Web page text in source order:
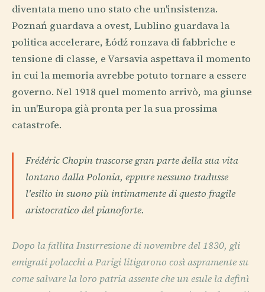
diventata meno uno stato che un'insistenza.
Poznań guardava a ovest, Lublino guardava la
politica accelerare, Łódź ronzava di fabbriche e
tensione di classe, e Varsavia aspettava il momento
in cui la memoria avrebbe potuto tornare a essere
governo. Nel 1918 quel momento arrivò, ma giunse
in un'Europa già pronta per la sua prossima
catastrofe.
Frédéric Chopin trascorse gran parte della sua vita
lontano dalla Polonia, eppure nessuno tradusse
l'esilio in suono più intimamente di questo fragile
aristocratico del pianoforte.
Dopo la fallita Insurrezione di novembre del 1830, gli
emigrati polacchi a Parigi litigarono così aspramente su
come salvare la loro patria assente che un esule la definì